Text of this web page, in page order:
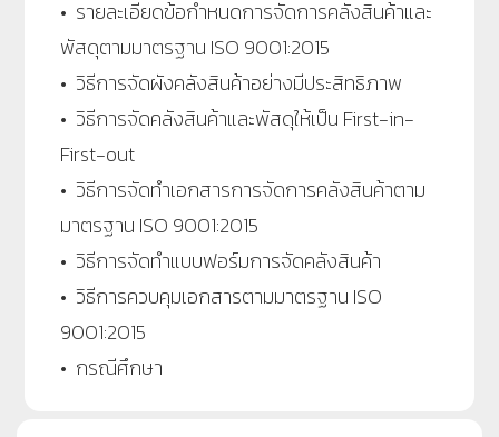
• รายละเอียดข้อกำหนดการจัดการคลังสินค้าและ
พัสดุตามมาตรฐาน ISO 9001:2015
• วิธีการจัดผังคลังสินค้าอย่างมีประสิทธิภาพ
• วิธีการจัดคลังสินค้าและพัสดุให้เป็น First-in-
First-out
• วิธีการจัดทำเอกสารการจัดการคลังสินค้าตาม
มาตรฐาน ISO 9001:2015
• วิธีการจัดทำแบบฟอร์มการจัดคลังสินค้า
• วิธีการควบคุมเอกสารตามมาตรฐาน ISO
9001:2015
• กรณีศึกษา